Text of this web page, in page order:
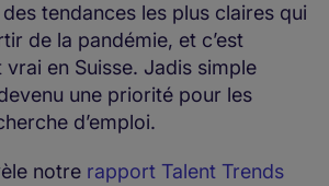
des tendances les plus claires qui
de la pandémie, et c’est
en Suisse. Jadis simple
une priorité pour les
d’emploi.
notre rapport Talent Trends